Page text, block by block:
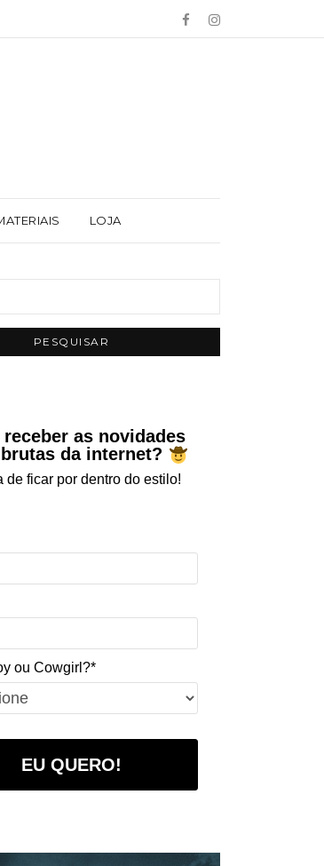
LOJA
receber as novidades
da internet?
de ficar por dentro do estilo!
ou Cowgirl?*
EU QUERO!